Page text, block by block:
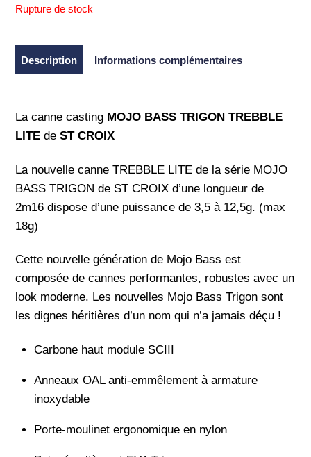
Rupture de stock
Description Informations complémentaires
La canne casting MOJO BASS TRIGON TREBBLE
LITE deST CROIX
La nouvelle canne TREBBLE LITE de la série MOJO
BASS TRIGON de ST CROIX d’une longueur de
2m16 dispose d’une puissance de 3,5 à 12,5g. (max
18g)
Cette nouvelle génération de Mojo Bass est
composée de cannes performantes, robustes avec un
look moderne. Les nouvelles Mojo Bass Trigon sont
les dignes héritières d’un nom qui n’a jamais déçu !
Carbone haut module SCIII
Anneaux OAL anti-emmêlement à armature
inoxydable
Porte-moulinet ergonomique en nylon